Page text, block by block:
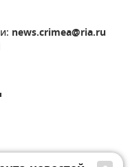
news.crimea@ria.ru